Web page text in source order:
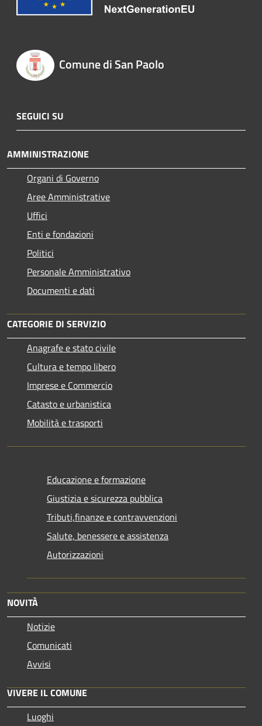
Comune di San Paolo
SEGUICI SU
AMMINISTRAZIONE
Organi di Governo
Aree Amministrative
Uffici
Enti e fondazioni
Politici
Personale Amministrativo
Documenti e dati
CATEGORIE DI SERVIZIO
Anagrafe e stato civile
Cultura e tempo libero
Imprese e Commercio
Catasto e urbanistica
Mobilità e trasporti
Educazione e formazione
Giustizia e sicurezza pubblica
Tributi,finanze e contravvenzioni
Salute, benessere e assistenza
Autorizzazioni
NOVITÀ
Notizie
Comunicati
Avvisi
VIVERE IL COMUNE
Luoghi